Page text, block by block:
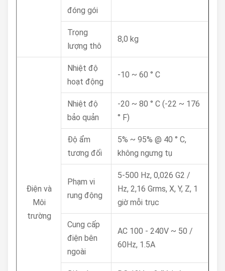
đóng gói
Trọng
lượng thô
8,0 kg
Điện và
Môi
trường
Nhiệt độ
hoạt động
-10 ~ 60 ° C
Nhiệt độ
bảo quản
-20 ~ 80 ° C (-22 ~ 176
° F)
Độ ẩm
tương đối
5% ~ 95% @ 40 ° C,
không ngưng tụ
Phạm vi
rung động
5-500 Hz, 0,026 G2 /
Hz, 2,16 Grms, X, Y, Z, 1
giờ mỗi trục
Cung cấp
điện bên
ngoài
AC 100 - 240V ~ 50 /
60Hz, 1.5A